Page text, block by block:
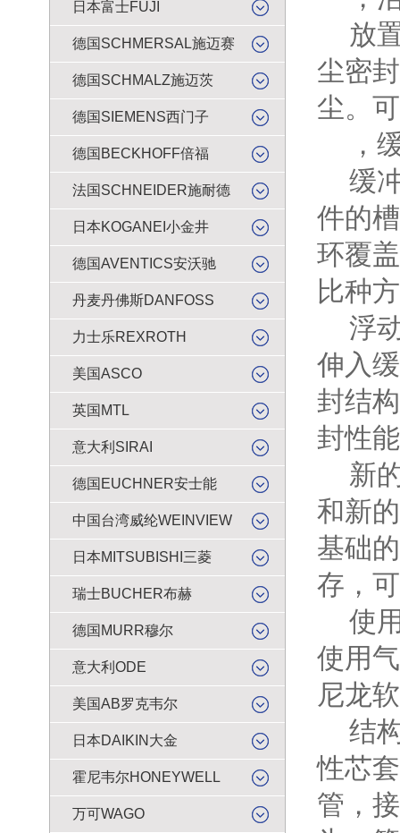
日本富士FUJI
德国SCHMERSAL施迈赛
德国SCHMALZ施迈茨
德国SIEMENS西门子
德国BECKHOFF倍福
法国SCHNEIDER施耐德
日本KOGANEI小金井
德国AVENTICS安沃驰
丹麦丹佛斯DANFOSS
力士乐REXROTH
美国ASCO
英国MTL
意大利SIRAI
德国EUCHNER安士能
中国台湾威纶WEINVIEW
日本MITSUBISHI三菱
瑞士BUCHER布赫
德国MURR穆尔
意大利ODE
美国AB罗克韦尔
日本DAIKIN大金
霍尼韦尔HONEYWELL
万可WAGO
放置
尘密
尘。
，缓
缓冲
件的
环覆
比种
浮动
伸入
封结
封性
新的
和新
基础
存，
使用
使用
尼龙
结构
性芯
管，